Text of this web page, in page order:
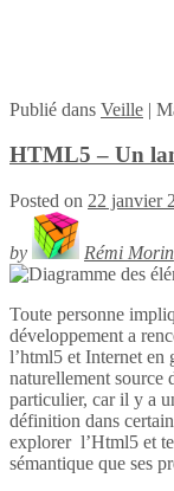
Publié dans Veille |
HTML5 – Un
Posted on 22 janvier
by Rémi Morin
Toute personne
développement a
l’html5 et Internet en
naturellement source
particulier, car il y a
définition dans
explorer l’Html5 et
sémantique que ses